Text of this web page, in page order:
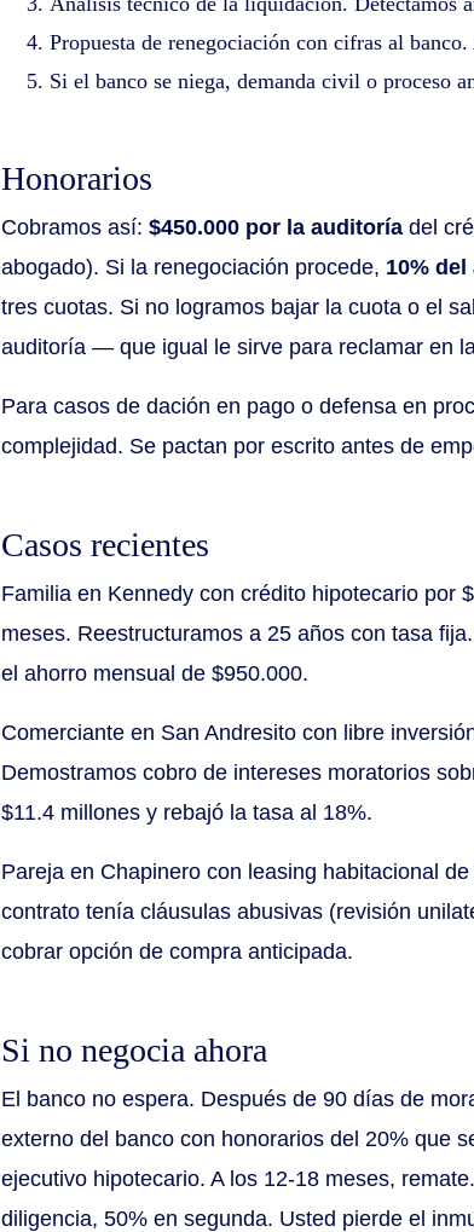
Propuesta de renegociación con cifras al
Si el banco se niega, demanda civil o proceso
Honorarios
Cobramos así: $450.000 por la auditoría del
abogado). Si la renegociación procede, 10%
tres cuotas. Si no logramos bajar la cuota o el
auditoría — que igual le sirve para reclamar en
Para casos de dación en pago o defensa en
complejidad. Se pactan por escrito antes de
Casos recientes
Familia en Kennedy con crédito hipotecario
meses. Reestructuramos a 25 años con tasa
el ahorro mensual de $950.000.
Comerciante en San Andresito con libre
Demostramos cobro de intereses moratorios
$11.4 millones y rebajó la tasa al 18%.
Pareja en Chapinero con leasing habitacional
contrato tenía cláusulas abusivas (revisión
cobrar opción de compra anticipada.
Si no negocia ahora
El banco no espera. Después de 90 días de
externo del banco con honorarios del 20% que
ejecutivo hipotecario. A los 12-18 meses,
diligencia, 50% en segunda. Usted pierde el